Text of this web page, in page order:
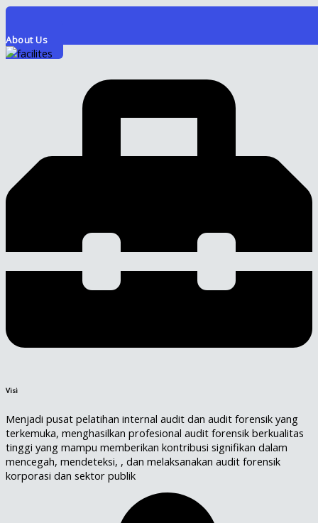
About Us
Visi
Menjadi pusat pelatihan internal audit dan audit forensik yang
terkemuka, menghasilkan profesional audit forensik berkualitas
tinggi yang mampu memberikan kontribusi signifikan dalam
mencegah, mendeteksi, , dan melaksanakan audit forensik
korporasi dan sektor publik